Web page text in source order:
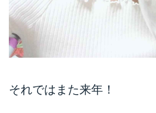
それではまた来年！